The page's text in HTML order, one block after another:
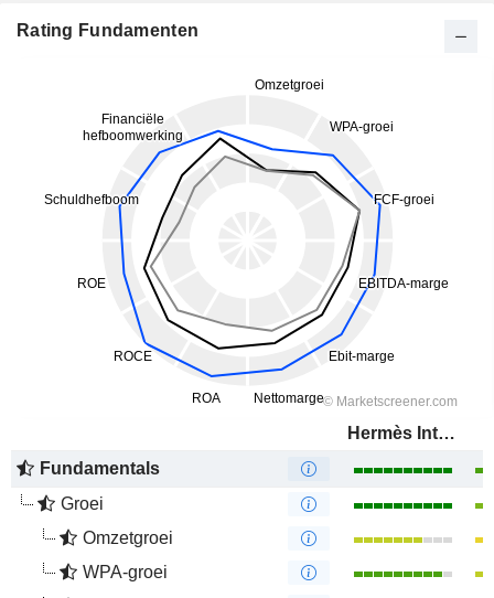
Rating Fundamenten
Hermès International
Fundamentals
Groei
Omzetgroei
WPA-groei